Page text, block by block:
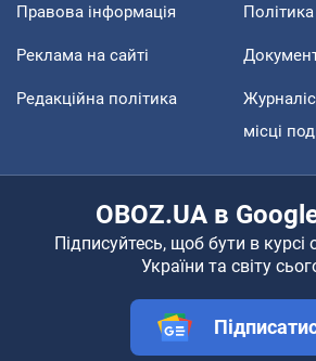
Правова інформація
Реклама на сайті
Редакційна політика
місці
OBOZ.UA в
Підписуйтесь, щоб бути в курсі
України та світу